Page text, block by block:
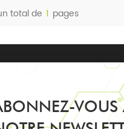
total de 1 pages
VOUS